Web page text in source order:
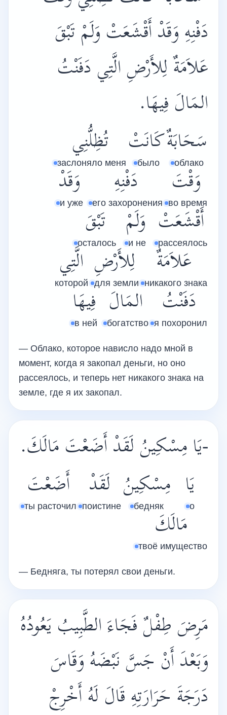
دَفْنِهِ وَقَدْ أَقْشَعَتْ وَلَمْ تَبْقَ
عَلاَمَةٌ لِلأَرْضِ الَّتِي دَفَنْتُ
المَالَ فِيهَا.
سَحَابَةٌ
облако
كَانَتْ
было
تُظِلُّنِي
заслоняло меня
وَقْتَ
во время
دَفْنِهِ
его захоронения
وَقَدْ
и уже
أَقْشَعَتْ
рассеялось
وَلَمْ
и не
تَبْقَ
осталось
عَلاَمَةٌ
никакого знака
لِلأَرْضِ
для земли
الَّتِي
которой
دَفَنْتُ
я похоронил
المَالَ
богатство
فِيهَا
в ней
— Облако, которое нависло надо мной в
момент, когда я закопал деньги, но оно
рассеялось, и теперь нет никакого знака на
земле, где я их закопал.
-يَا مِسْكِينُ لَقَدْ أَضَعْتَ مَالَكَ.
يَا
о
مِسْكِينُ
бедняк
لَقَدْ
поистине
أَضَعْتَ
ты расточил
مَالَكَ
твоё имущество
— Бедняга, ты потерял свои деньги.
مَرِضَ طِفْلٌ فَجَاءَ الطَّبِيبُ يَعُودُهُ
وَبَعْدَ أَنْ جَسَّ نَبْضَهُ وَقَاسَ
دَرَجَةَ حَرَارَتِهِ قَالَ لَهُ أَخْرِجْ